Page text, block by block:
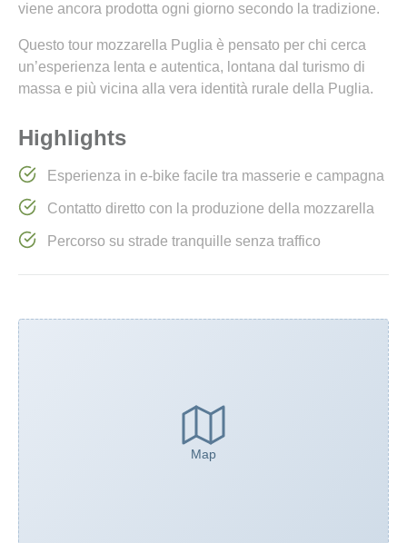
viene ancora prodotta ogni giorno secondo la tradizione.
Questo tour mozzarella Puglia è pensato per chi cerca
un’esperienza lenta e autentica, lontana dal turismo di
massa e più vicina alla vera identità rurale della Puglia.
Highlights
Esperienza in e-bike facile tra masserie e campagna
Contatto diretto con la produzione della mozzarella
Percorso su strade tranquille senza traffico
Map